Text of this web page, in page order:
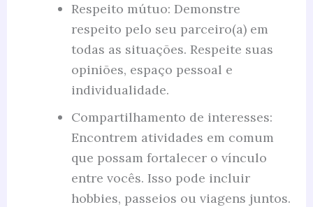
Respeito mútuo: Demonstre
respeito pelo seu parceiro(a) em
todas as situações. Respeite suas
opiniões, espaço pessoal e
individualidade.
Compartilhamento de interesses:
Encontrem atividades em comum
que possam fortalecer o vínculo
entre vocês. Isso pode incluir
hobbies, passeios ou viagens juntos.